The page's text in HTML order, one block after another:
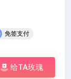
免签支付
给TA玫瑰